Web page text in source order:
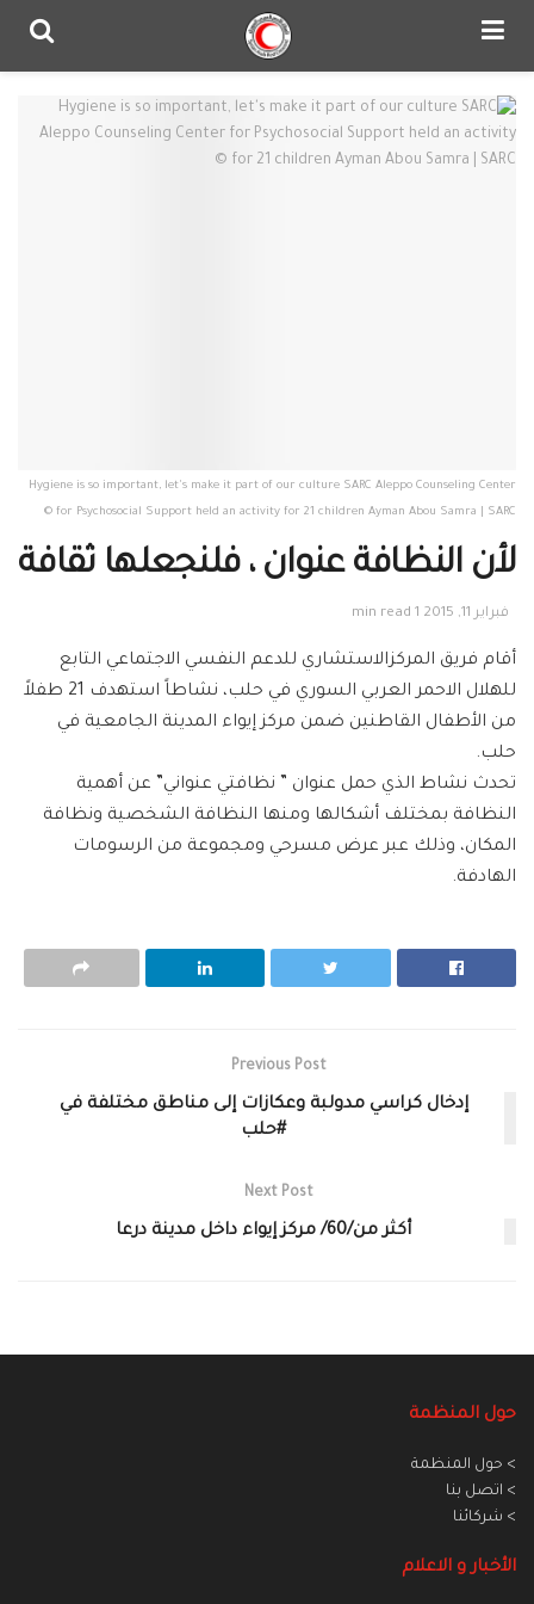
Hygiene is so important, let's make it part of our culture SARC Aleppo Counseling Center
for Psychosocial Support held an activity for 21 children Ayman Abou Samra | SARC ©
لأن النظافة عنوان ، فلنجعلها ثقافة
فبراير 11, 2015 1 min read
أقام فريق المركزالاستشاري للدعم النفسي الاجتماعي التابع
للهلال الاحمر العربي السوري في حلب، نشاطاً استهدف 21 طفلاً
من الأطفال القاطنين ضمن مركز إيواء المدينة الجامعية في
حلب.
تحدث نشاط الذي حمل عنوان ” نظافتي عنواني” عن أهمية
النظافة بمختلف أشكالها ومنها النظافة الشخصية ونظافة
المكان، وذلك عبر عرض مسرحي ومجموعة من الرسومات
الهادفة.
Previous Post
إدخال كراسي مدولبة وعكازات إلى مناطق مختلفة في
#حلب
Next Post
أكثر من/60/ مركز إيواء داخل مدينة درعا
حول المنظمة
> حول المنظمة
> اتصل بنا
> شركائنا
الأخبار و الاعلام